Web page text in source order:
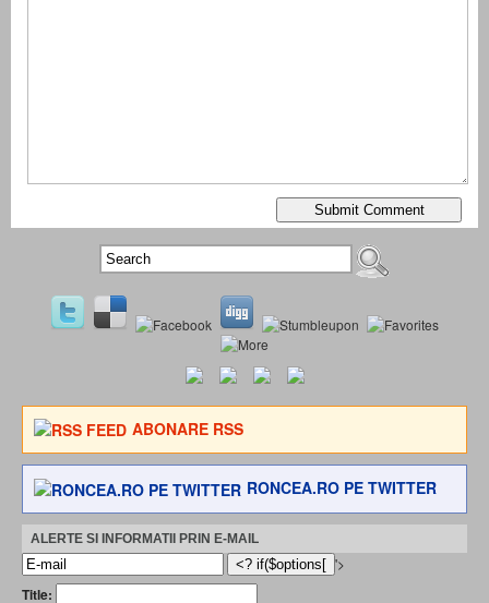
ABONARE RSS
RONCEA.RO PE TWITTER
ALERTE SI INFORMATII PRIN E-MAIL
'>
Title: